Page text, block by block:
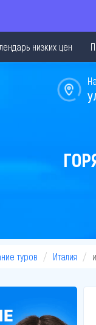
низких цен
туров Италия